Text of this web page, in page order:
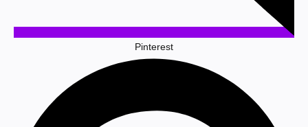
Pinterest